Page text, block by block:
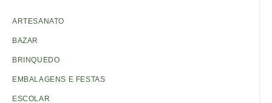
ARTESANATO
BAZAR
BRINQUEDO
EMBALAGENS E FESTAS
ESCOLAR